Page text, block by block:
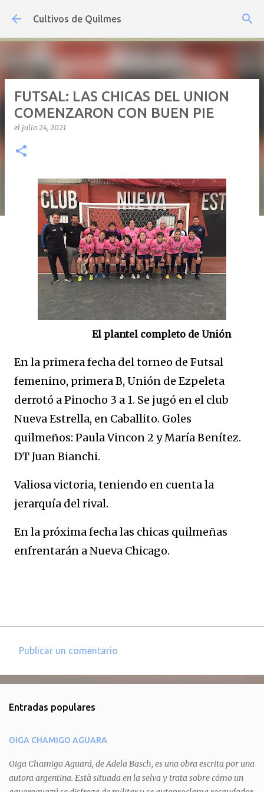
Ir al contenido principal
Cultivos de Quilmes
FUTSAL: LAS CHICAS DEL UNION
COMENZARON CON BUEN PIE
el julio 24, 2021
El plantel completo de Unión
En la primera fecha del torneo de Futsal
femenino, primera B, Unión de Ezpeleta
derrotó a Pinocho 3 a 1. Se jugó en el club
Nueva Estrella, en Caballito. Goles
quilmeños: Paula Vincon 2 y María Benítez.
DT Juan Bianchi.
Valiosa victoria, teniendo en cuenta la
jerarquía del rival.
En la próxima fecha las chicas quilmeñas
enfrentarán a Nueva Chicago.
e
t
a
r
Publicar un comentario
Entradas populares
OIGA CHAMIGO AGUARA
Oiga Chamigo Aguará, de Adela Basch, es una obra escrita por una
autora argentina. Està situada en la selva y trata sobre cómo un